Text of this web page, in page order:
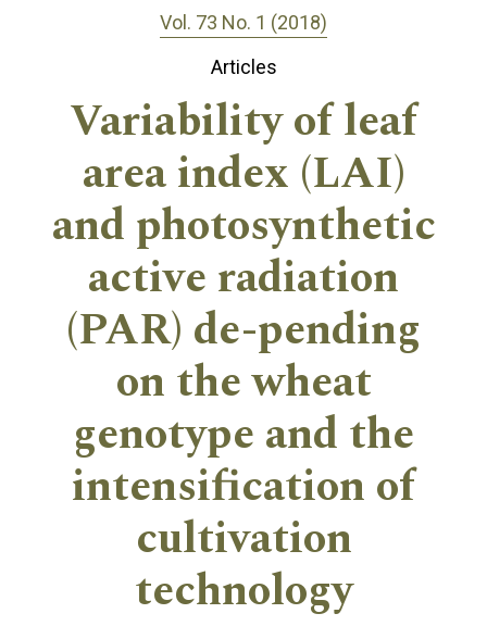
Vol. 73 No. 1 (2018)
Articles
Variability of leaf
area index (LAI)
and photosynthetic
active radiation
(PAR) de-pending
on the wheat
genotype and the
intensification of
cultivation
technology